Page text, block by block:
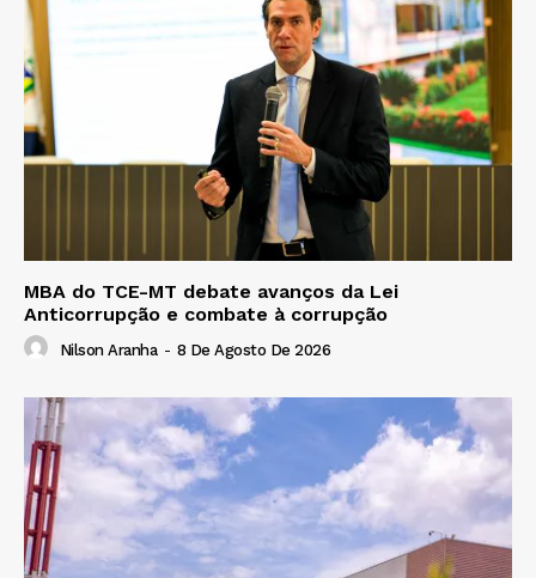
MBA do TCE-MT debate avanços da Lei
Anticorrupção e combate à corrupção
Nilson Aranha - 8 De Agosto De 2026